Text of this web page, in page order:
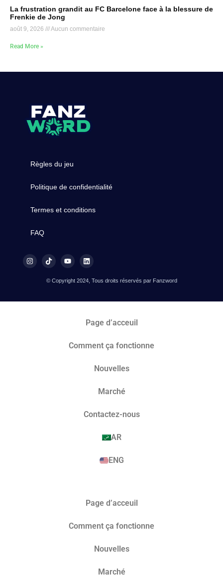
La frustration grandit au FC Barcelone face à la blessure de
Frenkie de Jong
août 9, 2026 Aucun commentaire
Read More »
Règles du jeu
Politique de confidentialité
Termes et conditions
FAQ
© Copyright 2024, Tous droits réservés par Fanzword
Page d’acceuil
Comment ça fonctionne
Nouvelles
Marché​
Contactez-nous
AR
ENG
Page d’acceuil
Comment ça fonctionne
Nouvelles
Marché​